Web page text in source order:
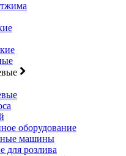
оборудование
машины
для розлива